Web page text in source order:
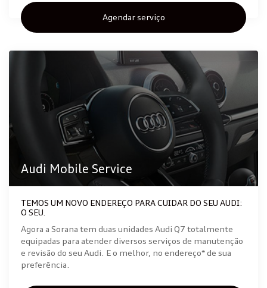
Agendar serviço
Audi Mobile Service
TEMOS UM NOVO ENDEREÇO PARA CUIDAR DO SEU AUDI:
O SEU.
Agora a Sorana tem duas unidades Audi Q7 totalmente
equipadas para atender diversos serviços de manutenção
e revisão do seu Audi. E o melhor, no endereço* de sua
preferência.